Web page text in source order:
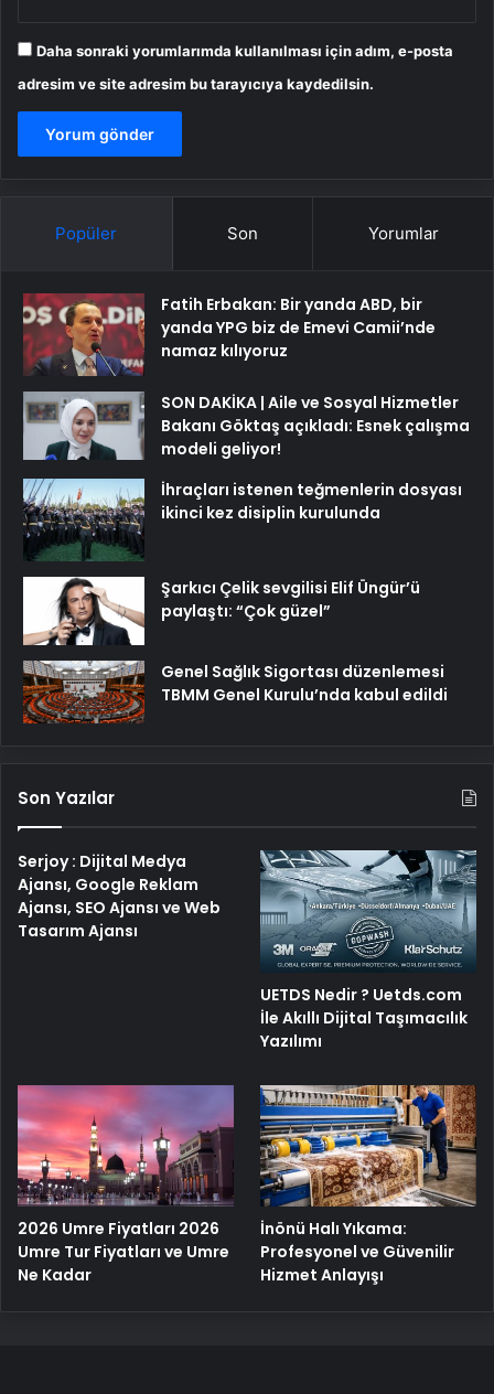
Daha sonraki yorumlarımda kullanılması için adım, e-posta
adresim ve site adresim bu tarayıcıya kaydedilsin.
Popüler Son Yorumlar
Fatih Erbakan: Bir yanda ABD, bir
yanda YPG biz de Emevi Camii’nde
namaz kılıyoruz
SON DAKİKA | Aile ve Sosyal Hizmetler
Bakanı Göktaş açıkladı: Esnek çalışma
modeli geliyor!
İhraçları istenen teğmenlerin dosyası
ikinci kez disiplin kurulunda
Şarkıcı Çelik sevgilisi Elif Üngür’ü
paylaştı: “Çok güzel”
Genel Sağlık Sigortası düzenlemesi
TBMM Genel Kurulu’nda kabul edildi
Son Yazılar
Serjoy : Dijital Medya
Ajansı, Google Reklam
Ajansı, SEO Ajansı ve Web
Tasarım Ajansı
UETDS Nedir ? Uetds.com
İle Akıllı Dijital Taşımacılık
Yazılımı
2026 Umre Fiyatları 2026
Umre Tur Fiyatları ve Umre
Ne Kadar
İnönü Halı Yıkama:
Profesyonel ve Güvenilir
Hizmet Anlayışı